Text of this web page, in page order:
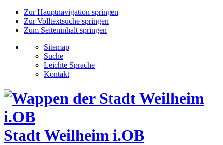
Zur Hauptnavigation springen
Zur Volltextsuche springen
Zum Seiteninhalt springen
Sitemap
Suche
Leichte Sprache
Kontakt
Stadt Weilheim i.OB